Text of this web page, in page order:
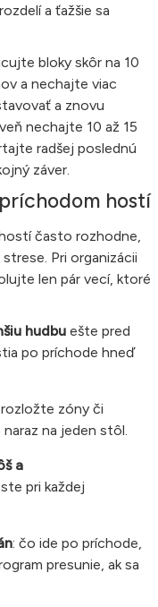
a ťažšie sa
bloky skôr na 10
a nechajte viac
a znovu
nechajte 10 až 15
radšej poslednú
záver.
hostí
často rozhodne,
Pri organizácii
len pár vecí, ktoré
hudbu ešte pred
po príchode hneď
zóny či
na jeden stôl.
a
ste pri každej
: čo ide po príchode,
presunie, ak sa